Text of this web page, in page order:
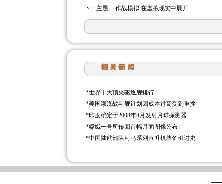
下一主题： 作战模拟:在虚拟现实中展开
*世界十大顶尖驱逐舰排行
*美国濒海战斗舰计划因成本过高受到重挫
*印度确定于2008年4月发射月球探测器
*嫦娥一号所传回首幅月面图像公布
*中国陆航部队河马系列直升机装备引进史